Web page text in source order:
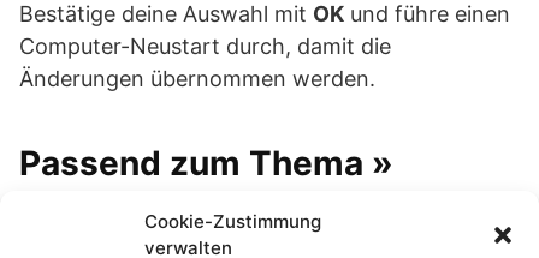
Bestätige deine Auswahl mit OK und führe einen
Computer-Neustart durch, damit die
Änderungen übernommen werden.
Passend zum Thema »
du Windows…
Cookie-Zustimmung
verwalten